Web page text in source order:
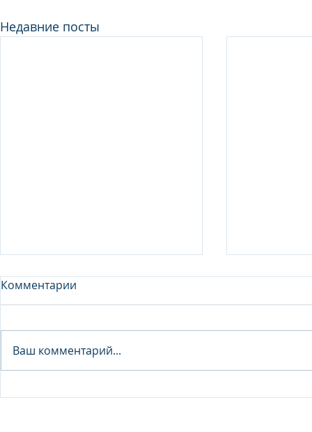
Недавние посты
Комментарии
Ваш комментарий...